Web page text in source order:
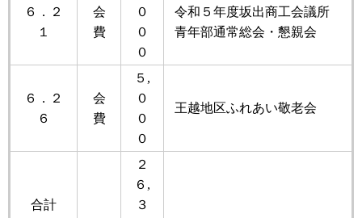
６．２
１
会
費
０
０
０
令和５年度坂出商工会議所
青年部通常総会・懇親会
６．２
６
会
費
５,
０
０
０
王越地区ふれあい敬老会
合計
２
６,
３